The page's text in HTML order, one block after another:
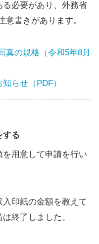
必要があり、外務省
意書きがあります。
真の規格（令和5年8月
らせ（PDF）
する
用意して申請を行い
印紙の金額を教えて
終了しました。